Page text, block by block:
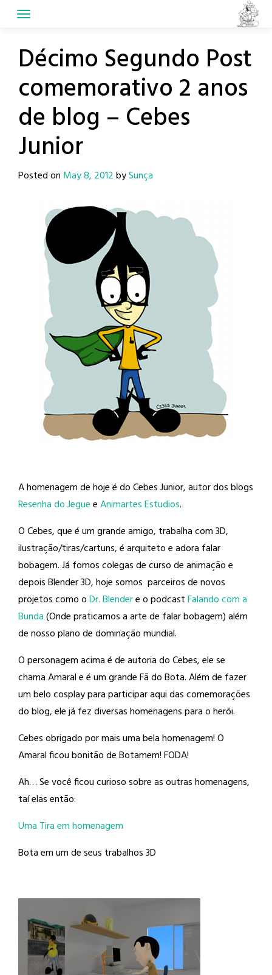
Décimo Segundo Post
comemorativo 2 anos
de blog – Cebes
Junior
Posted on May 8, 2012bySunça
A homenagem de hoje é do Cebes Junior, autor dos blogs
Resenha do JegueeAnimartes Estudios.
O Cebes, que é um grande amigo, trabalha com 3D,
ilustração/tiras/cartuns, é arquiteto e adora falar
bobagem. Já fomos colegas de curso de animação e
depois Blender 3D, hoje somos parceiros de novos
projetos como oDr. Blendere o podcastFalando com a
Bunda(Onde praticamos a arte de falar bobagem) além
de nosso plano de dominação mundial.
O personagem acima é de autoria do Cebes, ele se
chama Amaral e é um grande Fã do Bota. Além de fazer
um belo cosplay para participar aqui das comemorações
do blog, ele já fez diversas homenagens para o herói.
Cebes obrigado por mais uma bela homenagem! O
Amaral ficou bonitão de Botamem! FODA!
Ah… Se você ficou curioso sobre as outras homenagens,
taí elas então:
Uma Tira em homenagem
Bota em um de seus trabalhos 3D